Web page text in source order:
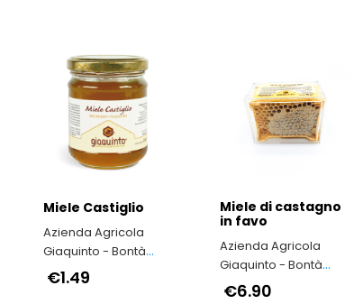
Miele Castiglio
Azienda Agricola
Giaquinto - Bontà
secondo natura
€1.49
Miele di castagno
in favo
Azienda Agricola
Giaquinto - Bontà
secondo natura
€6.90